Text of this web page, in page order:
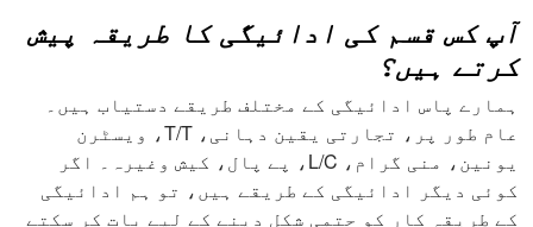
آپ کس قسم کی ادائیگی کا طریقہ پیش
کرتے ہیں؟
ہمارے پاس ادائیگی کے مختلف طریقے دستیاب ہیں۔
عام طور پر، تجارتی یقین دہانی، T/T، ویسٹرن
یونین، منی گرام، L/C، پے پال، کیش وغیرہ۔ اگر
کوئی دیگر ادائیگی کے طریقے ہیں، تو ہم ادائیگی
کے طریقہ کار کو حتمی شکل دینے کے لیے بات کر سکتے